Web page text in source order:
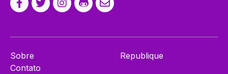
Sobre
Contato
Republique